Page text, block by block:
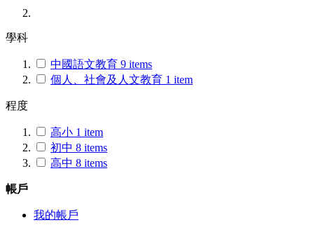
學科
中國語文教育 9 items
個人、社會及人文教育 1 item
程度
高小 1 item
初中 8 items
高中 8 items
帳戶
我的帳戶